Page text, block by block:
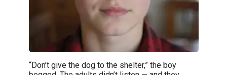
“Don’t give the dog to the shelter,” the boy